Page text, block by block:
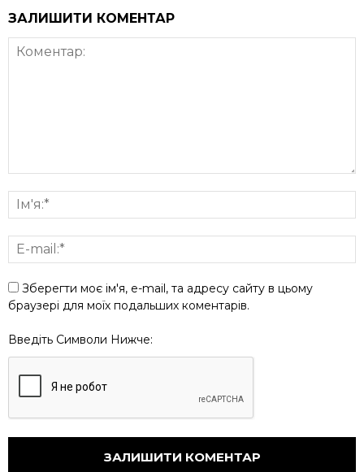
ЗАЛИШИТИ КОМЕНТАР
Зберегти моє ім'я, e-mail, та адресу сайту в цьому
браузері для моїх подальших коментарів.
Введіть Символи Нижче: